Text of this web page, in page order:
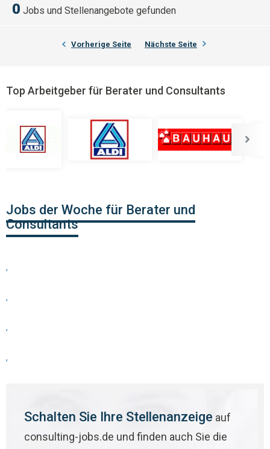
0 Jobs und Stellenangebote gefunden
Vorherige Seite Nächste Seite
Top Arbeitgeber für Berater und Consultants
Jobs der Woche für Berater und
Consultants
,
,
,
,
Schalten Sie Ihre Stellenanzeige auf
consulting-jobs.de und finden auch Sie die